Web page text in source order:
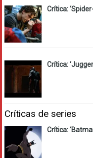
Crítica:
Crítica:
Críticas de series
Crítica: